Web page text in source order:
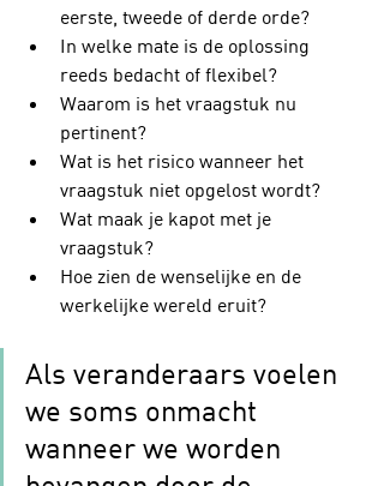
eerste, tweede of derde orde?
In welke mate is de oplossing
reeds bedacht of flexibel?
Waarom is het vraagstuk nu
pertinent?
Wat is het risico wanneer het
vraagstuk niet opgelost wordt?
Wat maak je kapot met je
vraagstuk?
Hoe zien de wenselijke en de
werkelijke wereld eruit?
Als veranderaars voelen
we soms onmacht
wanneer we worden